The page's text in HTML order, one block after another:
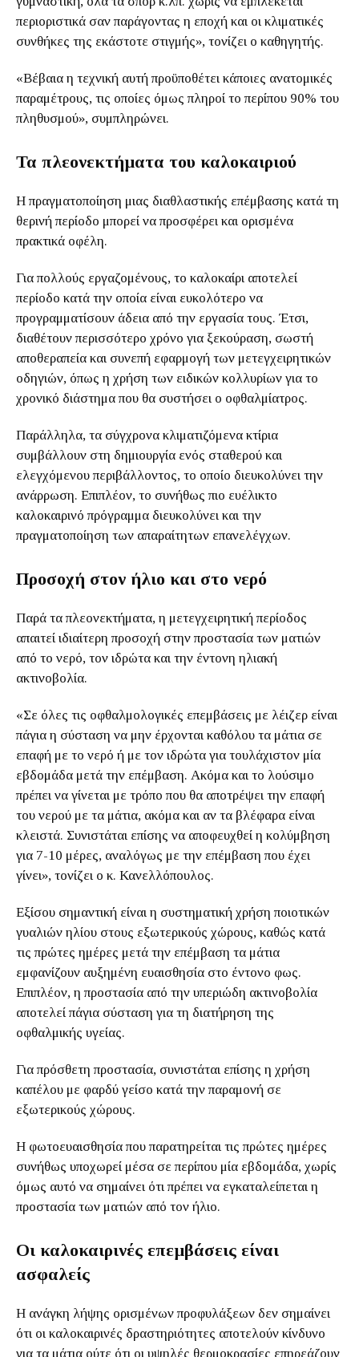
περιοριστικά σαν παράγοντας η εποχή και οι κλιματικές
συνθήκες της εκάστοτε στιγμής», τονίζει ο καθηγητής.
«Βέβαια η τεχνική αυτή προϋποθέτει κάποιες ανατομικές
παραμέτρους, τις οποίες όμως πληροί το περίπου 90% του
πληθυσμού», συμπληρώνει.
Τα πλεονεκτήματα του καλοκαιριού
Η πραγματοποίηση μιας διαθλαστικής επέμβασης κατά τη
θερινή περίοδο μπορεί να προσφέρει και ορισμένα
πρακτικά οφέλη.
Για πολλούς εργαζομένους, το καλοκαίρι αποτελεί
περίοδο κατά την οποία είναι ευκολότερο να
προγραμματίσουν άδεια από την εργασία τους. Έτσι,
διαθέτουν περισσότερο χρόνο για ξεκούραση, σωστή
αποθεραπεία και συνεπή εφαρμογή των μετεγχειρητικών
οδηγιών, όπως η χρήση των ειδικών κολλυρίων για το
χρονικό διάστημα που θα συστήσει ο οφθαλμίατρος.
Παράλληλα, τα σύγχρονα κλιματιζόμενα κτίρια
συμβάλλουν στη δημιουργία ενός σταθερού και
ελεγχόμενου περιβάλλοντος, το οποίο διευκολύνει την
ανάρρωση. Επιπλέον, το συνήθως πιο ευέλικτο
καλοκαιρινό πρόγραμμα διευκολύνει και την
πραγματοποίηση των απαραίτητων επανελέγχων.
Προσοχή στον ήλιο και στο νερό
Παρά τα πλεονεκτήματα, η μετεγχειρητική περίοδος
απαιτεί ιδιαίτερη προσοχή στην προστασία των ματιών
από το νερό, τον ιδρώτα και την έντονη ηλιακή
ακτινοβολία.
«Σε όλες τις οφθαλμολογικές επεμβάσεις με λέιζερ είναι
πάγια η σύσταση να μην έρχονται καθόλου τα μάτια σε
επαφή με το νερό ή με τον ιδρώτα για τουλάχιστον μία
εβδομάδα μετά την επέμβαση. Ακόμα και το λούσιμο
πρέπει να γίνεται με τρόπο που θα αποτρέψει την επαφή
του νερού με τα μάτια, ακόμα και αν τα βλέφαρα είναι
κλειστά. Συνιστάται επίσης να αποφευχθεί η κολύμβηση
για 7-10 μέρες, αναλόγως με την επέμβαση που έχει
γίνει», τονίζει ο κ. Κανελλόπουλος.
Εξίσου σημαντική είναι η συστηματική χρήση ποιοτικών
γυαλιών ηλίου στους εξωτερικούς χώρους, καθώς κατά
τις πρώτες ημέρες μετά την επέμβαση τα μάτια
εμφανίζουν αυξημένη ευαισθησία στο έντονο φως.
Επιπλέον, η προστασία από την υπεριώδη ακτινοβολία
αποτελεί πάγια σύσταση για τη διατήρηση της
οφθαλμικής υγείας.
Για πρόσθετη προστασία, συνιστάται επίσης η χρήση
καπέλου με φαρδύ γείσο κατά την παραμονή σε
εξωτερικούς χώρους.
Η φωτοευαισθησία που παρατηρείται τις πρώτες ημέρες
συνήθως υποχωρεί μέσα σε περίπου μία εβδομάδα, χωρίς
όμως αυτό να σημαίνει ότι πρέπει να εγκαταλείπεται η
προστασία των ματιών από τον ήλιο.
Οι καλοκαιρινές επεμβάσεις είναι
ασφαλείς
Η ανάγκη λήψης ορισμένων προφυλάξεων δεν σημαίνει
ότι οι καλοκαιρινές δραστηριότητες αποτελούν κίνδυνο
για τα μάτια ούτε ότι οι υψηλές θερμοκρασίες επηρεάζουν